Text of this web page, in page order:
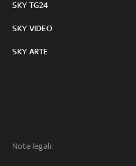
SKY TG24
SKY VIDEO
SKY ARTE
Note legali: